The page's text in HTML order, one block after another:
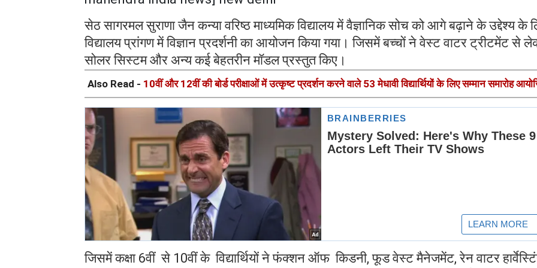
सेठ सागरमल सुराणा जैन कन्या वरिष्ठ माध्यमिक विद्यालय में वैज्ञानिक सोच को आगे बढ़ाने के उद्देश्य के
विद्यालय प्रांगण में विज्ञान प्रदर्शनी का आयोजन किया गया। जिसमें बच्चों ने वेस्ट वाटर ट्रीटमेंट से
सोलर सिस्टम और अन्य कई बेहतरीन मॉडल प्रस्तुत किए।
Also Read - 10वीं और 12वीं की बोर्ड परीक्षाओं में उत्कृष्ट प्रदर्शन करने वाले 53 मेधावी विद्यार्थियों के लिए सम्मान समारोह
जिसमें कक्षा 6वीं से 10वीं के विद्यार्थियों ने फंक्शन ऑफ किडनी, फूड वेस्ट मैनेजमेंट, रेन वाटर